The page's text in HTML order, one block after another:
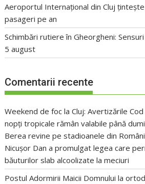
Aeroportul Internațional din Cluj
pasageri pe an
Schimbări rutiere în Gheorgheni:
5 august
Comentarii recente
Weekend de foc la Cluj: Avertizările Cod
nopți tropicale rămân valabile până
Berea revine pe stadioanele din
Nicușor Dan a promulgat legea care
băuturilor slab alcoolizate la meciuri
Postul Adormirii Maicii Domnului la